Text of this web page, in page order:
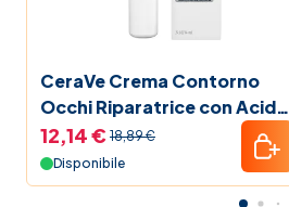
CeraVe Crema Contorno
Occhi Riparatrice con Acido
Ialuronico 15 ml
12,14 € 18,89 €
Disponibile